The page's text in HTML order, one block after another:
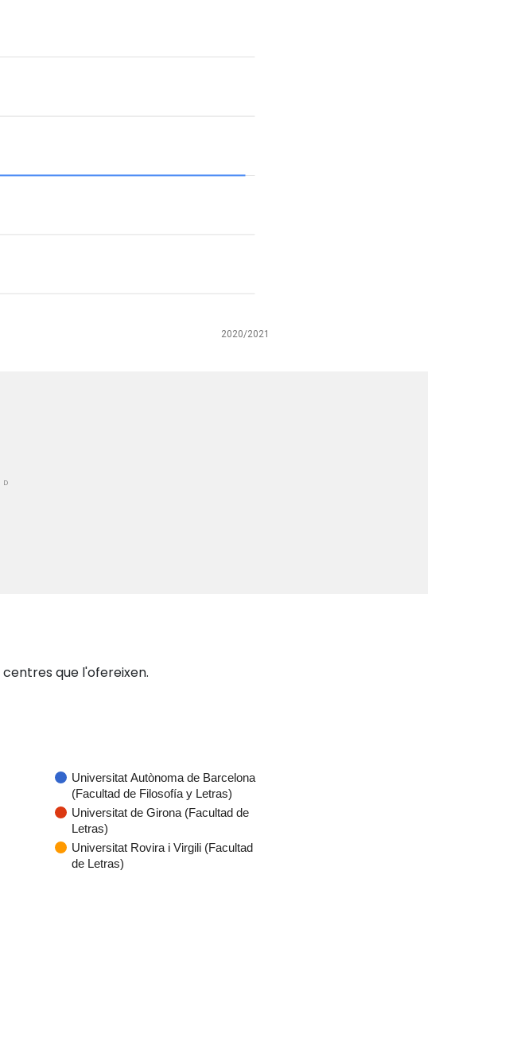
2020/2021
que l'ofereixen.
Universitat Autònoma de Barcelona
(Facultad de Filosofía y Letras)
Universitat de Girona (Facultad de
Letras)
Universitat Rovira i Virgili (Facultad
de Letras)